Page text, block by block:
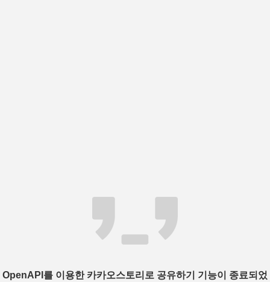
OpenAPI를 이용한 카카오스토리로 공유하기 기능이 종료되었